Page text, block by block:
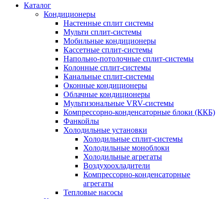
Каталог
Кондиционеры
Настенные сплит системы
Мульти сплит-системы
Мобильные кондиционеры
Кассетные сплит-системы
Напольно-потолочные сплит-системы
Колонные сплит-системы
Канальные сплит-системы
Оконные кондиционеры
Облачные кондиционеры
Мультизональные VRV-системы
Компрессорно-конденсаторные блоки (ККБ)
Фанкойлы
Холодильные установки
Холодильные сплит-системы
Холодильные моноблоки
Холодильные агрегаты
Воздухоохладители
Компрессорно-конденсаторные
агрегаты
Тепловые насосы